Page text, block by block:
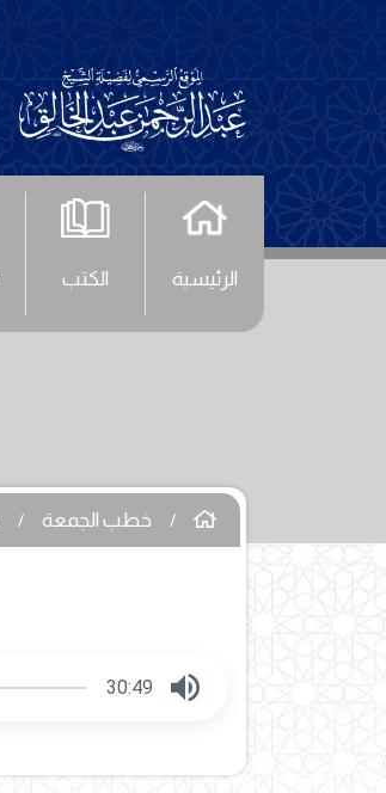
الرئيسية الكتب
خطب الجمعة
30:49